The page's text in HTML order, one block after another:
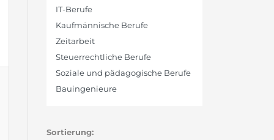
IT-Berufe
Kaufmännische Berufe
Zeitarbeit
Steuerrechtliche Berufe
Soziale und pädagogische Berufe
Bauingenieure
Sortierung: